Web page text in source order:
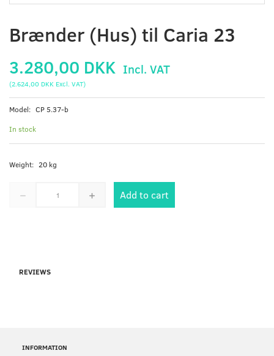
Brænder (Hus) til Caria 23
3.280,00 DKK Incl. VAT
(2.624,00 DKK Excl. VAT)
Model: CP 5.37-b
In stock
Weight: 20 kg
Add to cart
REVIEWS
INFORMATION